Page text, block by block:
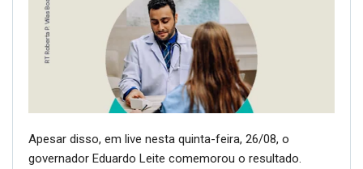
Apesar disso, em live nesta quinta-feira, 26/08, o
governador Eduardo Leite comemorou o resultado.